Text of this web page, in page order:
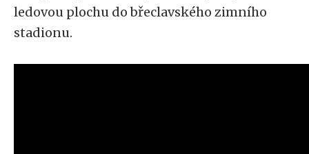
ledovou plochu do břeclavského zimního
stadionu.